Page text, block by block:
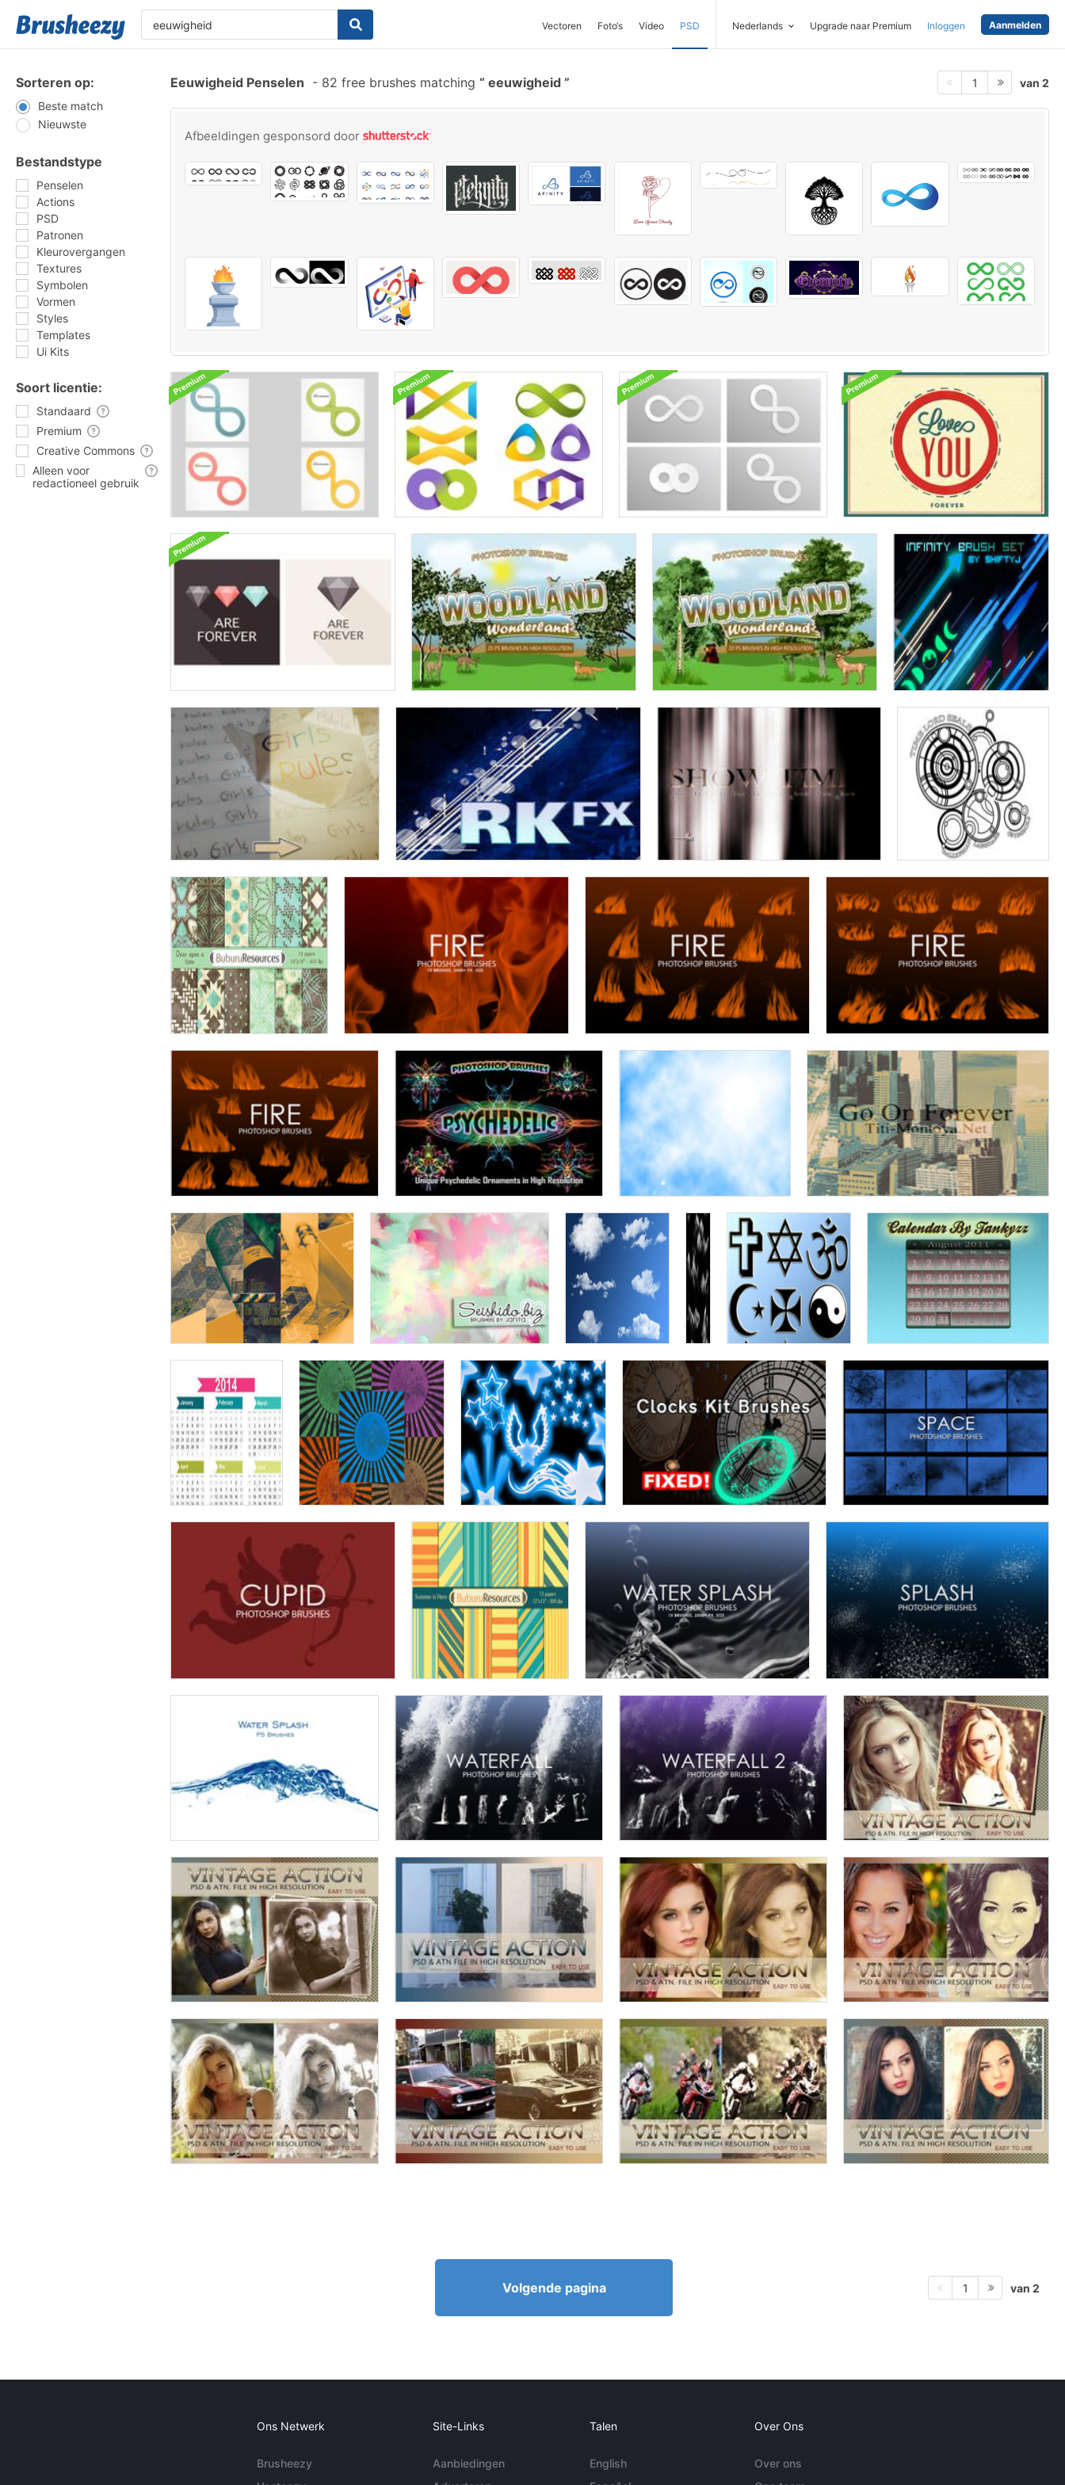
Vectoren Foto‘s Video PSD Nederlands Upgrade naar Premium Inloggen Aanmelden
Sorteren op:
Beste match
Nieuwste
Bestandstype
Penselen
Actions
PSD
Patronen
Kleurovergangen
Textures
Symbolen
Vormen
Styles
Templates
Ui Kits
Soort licentie:
Standaard
Premium
Creative Commons
Alleen voor
redactioneel gebruik
Eeuwigheid Penselen - 82 free brushes matching eeuwigheid 1 van 2
Afbeeldingen gesponsord door
Volgende pagina 1 van 2
Ons Netwerk
Brusheezy
Site-Links
Aanbiedingen
Talen
English
Over Ons
Over ons